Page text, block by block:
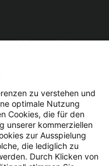
vous? Pas de problème
zu verstehen und
optimale Nutzung
Cookies, die für den
unserer kommerziellen
zur Ausspielung
die lediglich zu
Durch Klicken von